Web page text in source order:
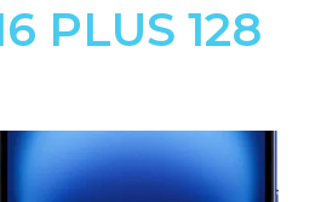
PLUS 128